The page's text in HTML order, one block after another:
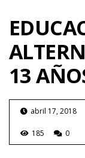
13
abril 17, 2018
185 0